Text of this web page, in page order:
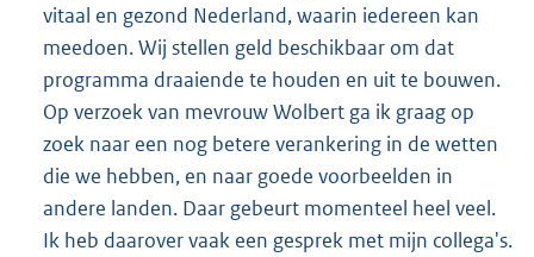
vitaal en gezond Nederland, waarin iedereen kan
meedoen. Wij stellen geld beschikbaar om dat
programma draaiende te houden en uit te bouwen.
Op verzoek van mevrouw Wolbert ga ik graag op
zoek naar een nog betere verankering in de wetten
die we hebben, en naar goede voorbeelden in
andere landen. Daar gebeurt momenteel heel veel.
Ik heb daarover vaak een gesprek met mijn collega's.